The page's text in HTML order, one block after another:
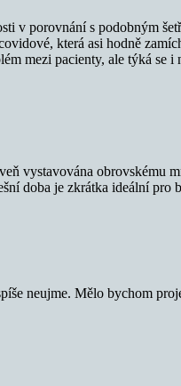
v porovnání s podobným
která asi hodně
mezi pacienty, ale týká se i
vystavována obrovskému
doba je zkrátka ideální pro
neujme. Mělo bychom